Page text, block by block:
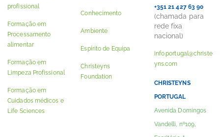
profissional
Formação em
Processamento
alimentar
Formação em
Limpeza Profissional
Formação em
Cuidados médicos e
Life Sciences
Conhecimento
Ambiente
Espírito de Equipa
Christeyns
Foundation
+351 21 427 63 90
(chamada para
rede fixa
nacional)
info.portugal@christe
yns.com
CHRISTEYNS
PORTUGAL
Avenida Domingos
Vandelli, nº109,